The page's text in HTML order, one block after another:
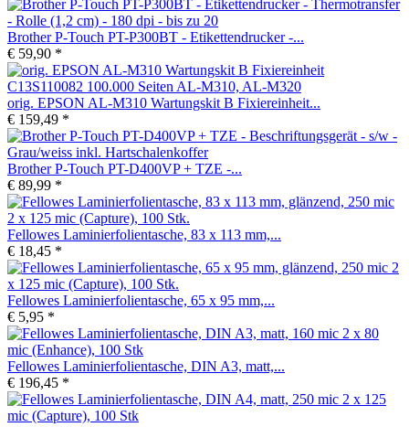
Brother P-Touch PT-P300BT - Etikettendrucker -...
€ 59,90 *
orig. EPSON AL-M310 Wartungskit B Fixiereinheit...
€ 159,49 *
Brother P-Touch PT-D400VP + TZE -...
€ 89,99 *
Fellowes Laminierfolientasche, 83 x 113 mm,...
€ 18,45 *
Fellowes Laminierfolientasche, 65 x 95 mm,...
€ 5,95 *
Fellowes Laminierfolientasche, DIN A3, matt,...
€ 196,45 *